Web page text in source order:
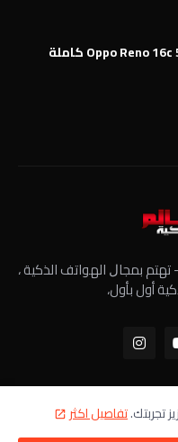
عالم الهواتف الذكية World of Mobile - ﺗﻬﺘﻢ ﺑﻤﺠﺎﻝ الهواتف الذكية ،
أول بأول،
الخصوصية اتصل بنا
تجربتك.تفاصيل اكثر